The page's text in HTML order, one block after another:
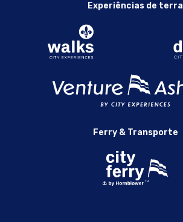
Experiências de terra
Ferry & Transporte